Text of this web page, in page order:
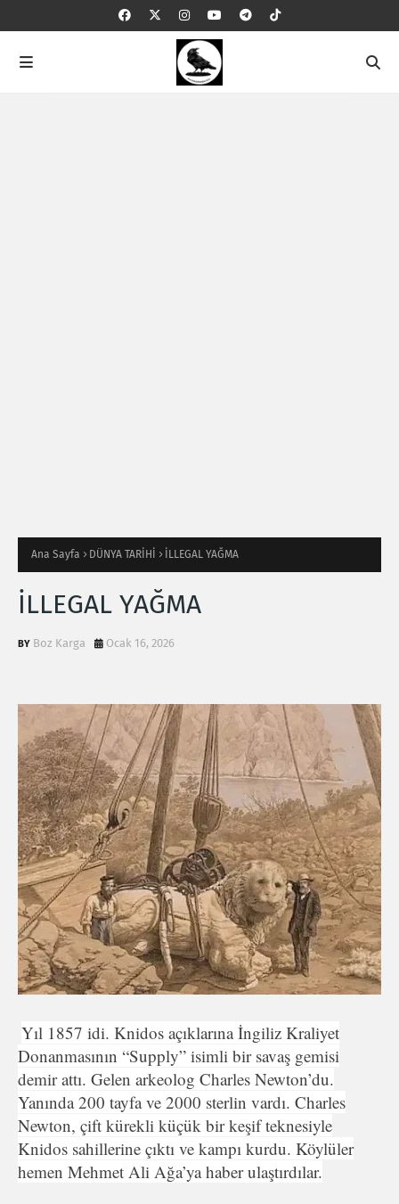
Ana Sayfa DÜNYA TARİHİ İLLEGAL YAĞMA
İLLEGAL YAĞMA
Boz Karga Ocak 16, 2026
Yıl 1857 idi. Knidos açıklarına İngiliz Kraliyet
Donanmasının “Supply” isimli bir savaş gemisi
demir attı. Gelen arkeolog Charles Newton’du.
Yanında 200 tayfa ve 2000 sterlin vardı. Charles
Newton, çift kürekli küçük bir keşif teknesiyle
Knidos sahillerine çıktı ve kampı kurdu. Köylüler
hemen Mehmet Ali Ağa’ya haber ulaştırdılar.